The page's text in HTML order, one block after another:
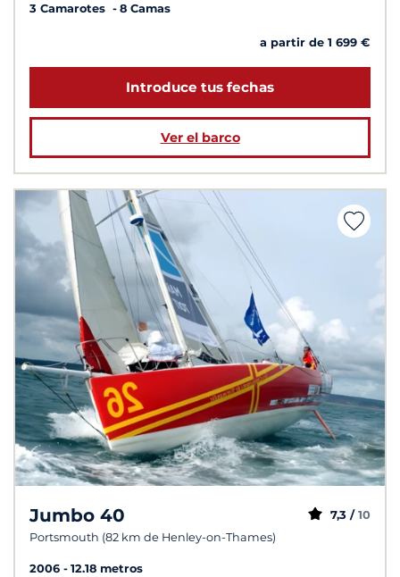
3 Camarotes
8 Camas
a partir de 1 699 €
Introduce tus fechas
Ver el barco
Jumbo 40
Portsmouth (82 km de Henley-on-Thames)
7,3 / 10
2006
12.18 metros